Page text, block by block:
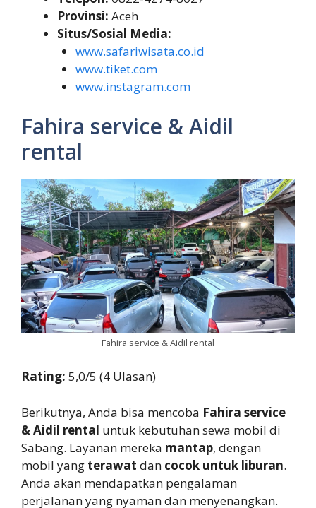
Provinsi: Aceh
Situs/Sosial Media:
www.safariwisata.co.id
www.tiket.com
www.instagram.com
Fahira service & Aidil
rental
Fahira service & Aidil rental
Rating: 5,0/5 (4 Ulasan)
Berikutnya, Anda bisa mencoba Fahira service
& Aidil rental untuk kebutuhan sewa mobil di
Sabang. Layanan mereka mantap, dengan
mobil yang terawat dan cocok untuk liburan.
Anda akan mendapatkan pengalaman
perjalanan yang nyaman dan menyenangkan.